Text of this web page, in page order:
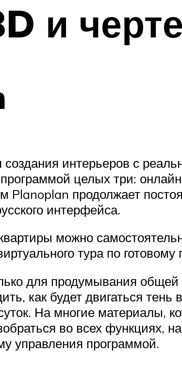
и
интерьеров с
целых три:
Planoplan продолжает
интерфейса.
можно
тура по
для продумывания
как будет двигаться
На многие материалы,
во всех функциях,
управления программой.